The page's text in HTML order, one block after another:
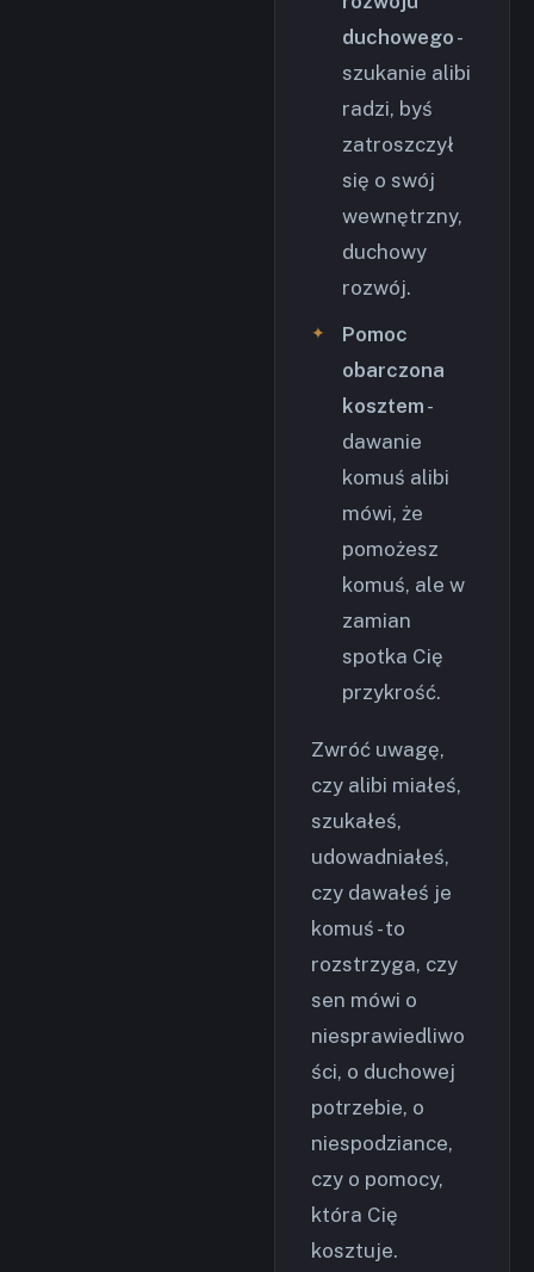
duchowego -
szukanie alibi
radzi, byś
zatroszczył
się o swój
wewnętrzny,
duchowy
rozwój.
Pomoc
obarczona
kosztem -
dawanie
komuś alibi
mówi, że
pomożesz
komuś, ale w
zamian
spotka Cię
przykrość.
Zwróć uwagę,
czy alibi miałeś,
szukałeś,
udowadniałeś,
czy dawałeś je
komuś - to
rozstrzyga, czy
sen mówi o
niesprawiedliwo
ści, o duchowej
potrzebie, o
niespodziance,
czy o pomocy,
która Cię
kosztuje.